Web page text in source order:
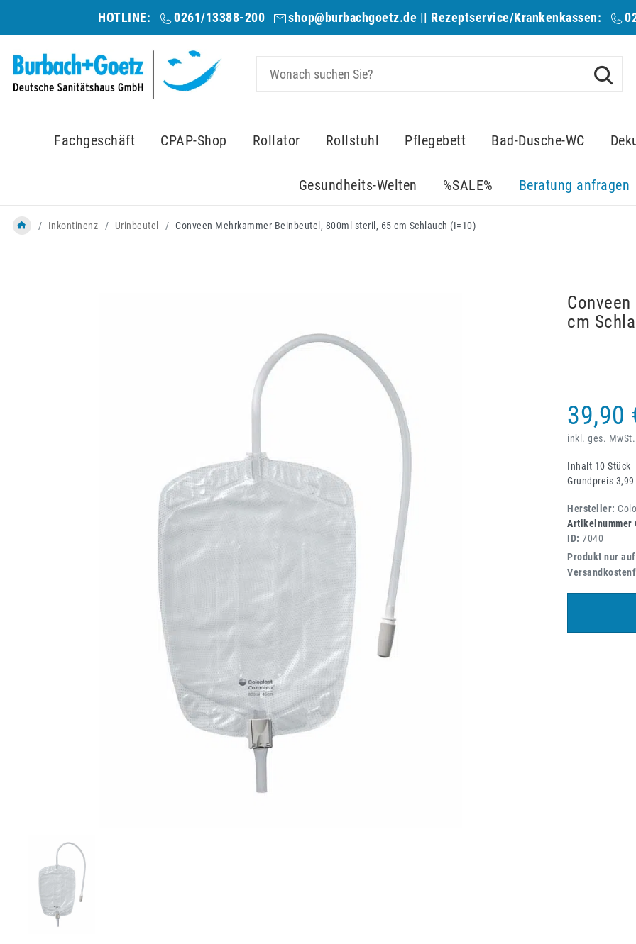
HOTLINE: 0261/13388-200 shop@burbachgoetz.de || Rezeptservice/Krankenkassen:
Fachgeschäft CPAP-Shop Rollator Rollstuhl Pflegebett Bad-Dusche-WC
Gesundheits-Welten %SALE% Beratung anfragen
Inkontinenz Urinbeutel Conveen Mehrkammer-Beinbeutel, 800ml steril, 65 cm Schlauch (I=10)
cm
39,90
inkl. ges.
Inhalt 10 Stück
Grundpreis
Hersteller:
Artikelnummer
ID: 7040
Produkt nur